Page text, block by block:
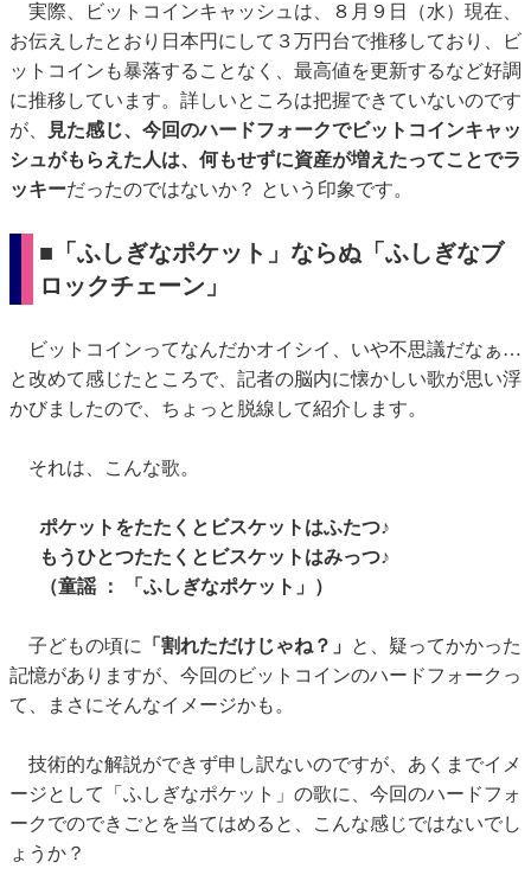
実際、ビットコインキャッシュは、８月９日（水）現在、
お伝えしたとおり日本円にして３万円台で推移しており、ビ
ットコインも暴落することなく、最高値を更新するなど好調
に推移しています。詳しいところは把握できていないのです
が、
見た感じ、今回のハードフォークでビットコインキャッ
シュがもらえた人は、何もせずに資産が増えたってことでラ
ッキーだったのではないか？ という印象です。
■「ふしぎなポケット」ならぬ「ふしぎなブ
ロックチェーン」
ビットコインってなんだかオイシイ、いや不思議だなぁ…
と改めて感じたところで、記者の脳内に懐かしい歌が思い浮
かびましたので、ちょっと脱線して紹介します。
それは、こんな歌。
ポケットをたたくとビスケットはふたつ♪
もうひとつたたくとビスケットはみっつ♪
（童謡 ： 「ふしぎなポケット」）
子どもの頃に 「割れただけじゃね？」
と、疑ってかかった
記憶がありますが、今回のビットコインのハードフォークっ
て、まさにそんなイメージかも。
技術的な解説ができず申し訳ないのですが、あくまでイメ
ージとして「ふしぎなポケット」の歌に、今回のハードフォ
ークでのできごとを当てはめると、こんな感じではないでし
ょうか？